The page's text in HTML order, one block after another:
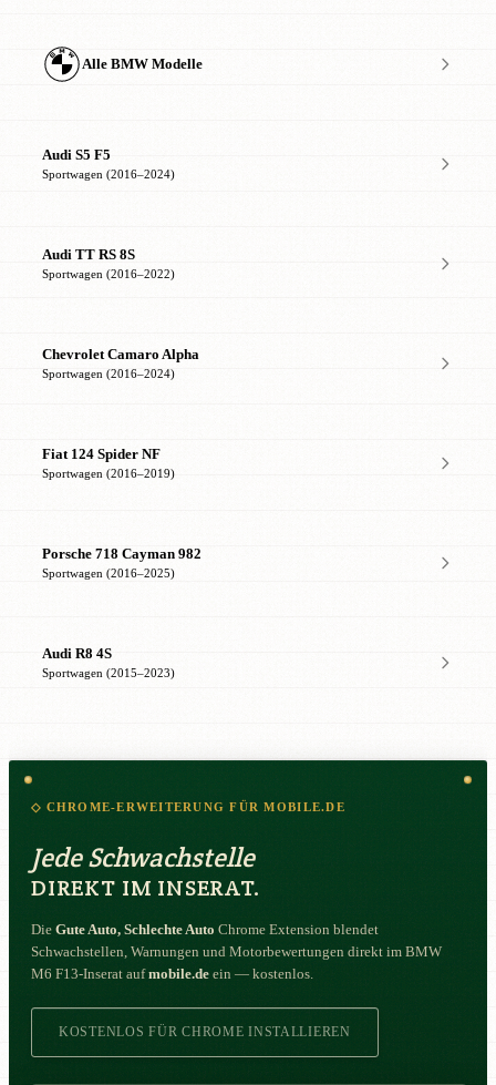
Alle BMW Modelle
Audi S5 F5
Sportwagen (2016–2024)
Audi TT RS 8S
Sportwagen (2016–2022)
Chevrolet Camaro Alpha
Sportwagen (2016–2024)
Fiat 124 Spider NF
Sportwagen (2016–2019)
Porsche 718 Cayman 982
Sportwagen (2016–2025)
Audi R8 4S
Sportwagen (2015–2023)
◇ CHROME-ERWEITERUNG FÜR MOBILE.DE
Jede Schwachstelle
DIREKT IM INSERAT.
Die Gute Auto, Schlechte Auto Chrome Extension blendet
Schwachstellen, Warnungen und Motorbewertungen direkt im BMW
M6 F13-Inserat aufmobile.de ein — kostenlos.
KOSTENLOS FÜR CHROME INSTALLIEREN